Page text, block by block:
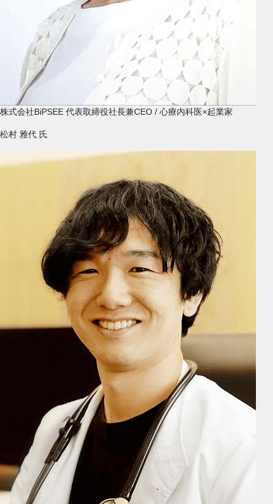
株式会社BiPSEE 代表取締役社長兼CEO / 心療内科医×起業家
松村 雅代 氏